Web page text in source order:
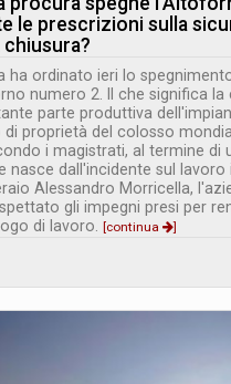
le prescrizioni sulla
ha ordinato ieri lo
numero 2. Il che significa la
parte produttiva
di proprietà del colosso
i magistrati, al termine di
nasce dall'incidente sul lavoro
Alessandro Morricella,
gli impegni presi per
di lavoro. [continua ]